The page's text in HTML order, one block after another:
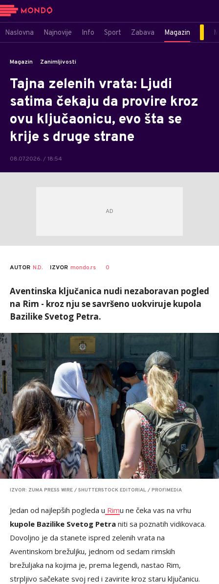
Naslovna Najnovije Info Sport Zabava Magazin
Magazin Zanimljivosti
Tajna zelenih vrata: Ljudi
satima čekaju da provire kroz
ovu ključaonicu, evo šta se
krije s druge strane
08.07.2026. / 18:54
AUTOR N.D. IZVOR mondo.rs 0
Aventinska ključanica nudi nezaboravan pogled
na Rim - kroz nju se savršeno uokviruje kupola
Bazilike Svetog Petra.
IZVOR: ZUMA PRESS WIRE / SHUTTERSTOCK EDITORIAL / PROFIMEDIA
Jedan od najlepših pogleda u Rimu ne čeka vas na vrhu
kupole Bazilike Svetog Petra niti sa poznatih vidikovaca.
Dovoljno je da stanete ispred zelenih vrata na
Aventinskom brežuljku, jednom od sedam rimskih
brežuljaka na kojima je, prema legendi, nastao Rim,
strpljivo sačekate svoj red i zavirite kroz staru ključanicu.